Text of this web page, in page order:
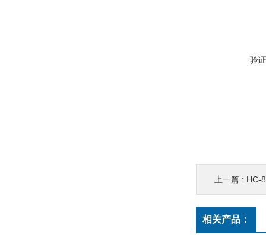
验
上一篇 : HC-
相关产品：